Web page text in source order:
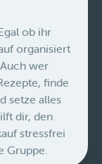
ob ihr
organisiert
wer
finde
setze alles
dir, den
stressfrei
Gruppe.